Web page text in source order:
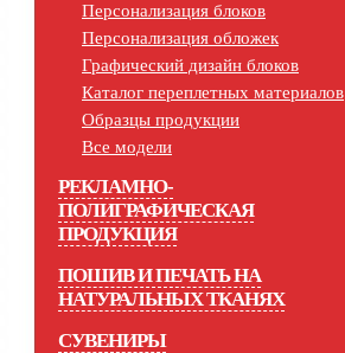
Персонализация блоков
Персонализация обложек
Графический дизайн блоков
Каталог переплетных материалов
Образцы продукции
Все модели
РЕКЛАМНО-
ПОЛИГРАФИЧЕСКАЯ
ПРОДУКЦИЯ
ПОШИВ И ПЕЧАТЬ НА
НАТУРАЛЬНЫХ ТКАНЯХ
СУВЕНИРЫ